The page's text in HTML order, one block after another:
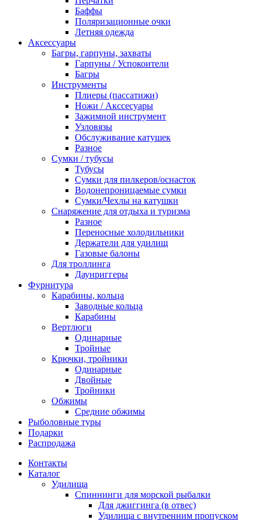
Баффы
Поляризационные очки
Летняя одежда
Аксессуары
Багры, гарпуны, захваты
Гарпуны / Успокоители
Багры
Инструменты
Плиеры (пассатижи)
Ножи / Акссесуары
Зажимной инструмент
Узловязы
Обслуживание катушек
Разное
Сумки / тубусы
Тубусы
Сумки для пилкеров/оснасток
Водонепроницаемые сумки
Сумки/Чехлы на катушки
Снаряжение для отдыха и туризма
Разное
Переносные холодильники
Держатели для удилищ
Газовые балоны
Для троллинга
Даунриггеры
Фурнитура
Карабины, кольца
Заводные кольца
Карабины
Вертлюги
Одинарные
Тройные
Крючки, тройники
Одинарные
Двойные
Тройники
Обжимы
Средние обжимы
Рыболовные туры
Подарки
Распродажа
Контакты
Каталог
Удилища
Спиннинги для морской рыбалки
Для джиггинга (в отвес)
Удилища с внутренним пропуском